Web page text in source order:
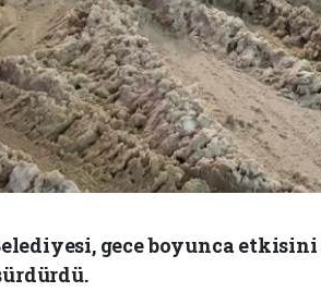
gece boyunca